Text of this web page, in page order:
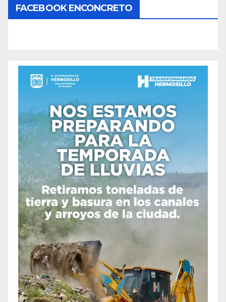
FACEBOOK ENCONCRETO